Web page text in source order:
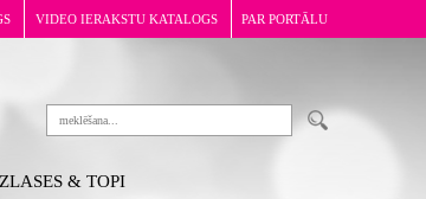
VIDEO IERAKSTU KATALOGS PAR PORTĀLU
& TOPI